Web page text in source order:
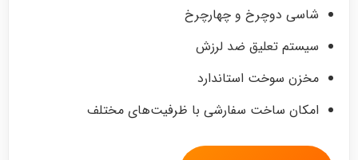
شاسی دوچرخ و چهارچرخ
سیستم تعلیق ضد لرزش
مخزن سوخت استاندارد
امکان ساخت سفارشی با ظرفیت‌های مختلف